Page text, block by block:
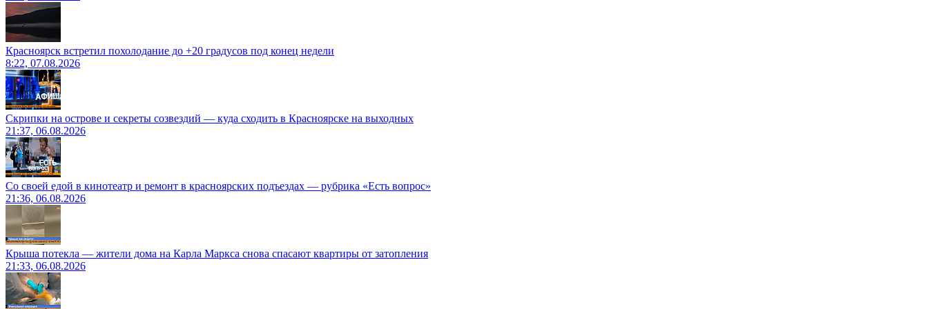
Красноярск встретил похолодание до +20 градусов под конец недели
8:22, 07.08.2026
Скрипки на острове и секреты созвездий — куда сходить в Красноярске на выходных
21:37, 06.08.2026
Со своей едой в кинотеатр и ремонт в красноярских подъездах — рубрика «Есть вопрос»
21:36, 06.08.2026
Крыша потекла — жители дома на Карла Маркса снова спасают квартиры от затопления
21:33, 06.08.2026